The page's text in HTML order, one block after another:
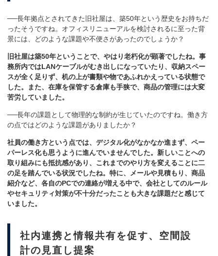
──長年拠点とされてきた旧社屋は、築50年という歴史をお持ちだ
ったそうですね。オフィスリニューアルを検討されるに至った背
景には、どのような課題や不便さがあったのでしょうか？
旧社屋は築50年ということで、やはり老朽化が顕著でしたね。事
務所内ではLANケーブルがむき出しになっていたり、収納スペー
スが全く足りず、机の上が書類や物であふれかえっている状態で
した。また、在庫を保管する倉庫も手狭で、商品の管理には大変
苦労していました。
──長年の課題として物理的な制約が生じていたのですね。働き方
の点ではどのような課題がありましたか？
社員の働き方という点では、デジタル化がなかなか進まず、ペー
パーレス化も思うように進んでいませんでした。新しいことへの
取り組みにも抵抗感があり、これまでのやり方を変えることに二
の足を踏んでいる状況でしたね。特に、メールや見積もり、商品
紹介など、各自のPCでの連絡が増える中で、会社としてのルール
やセキュリティ対策が不十分だったことも大きな課題だと感じて
いました。
社内連携と情報共有を促す、空間設
計の見直し提案